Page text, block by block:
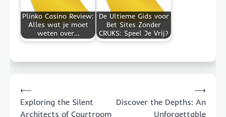
Plinko Casino Review:
Alles wat je moet
weten over…
De Ultieme Gids voor
Bet Sites Zonder
CRUKS: Speel Je Vrij?
navigation
⟵
Exploring the Silent
Architects of Courtroom
Discover the Depths: An
Unforgettable
⟶